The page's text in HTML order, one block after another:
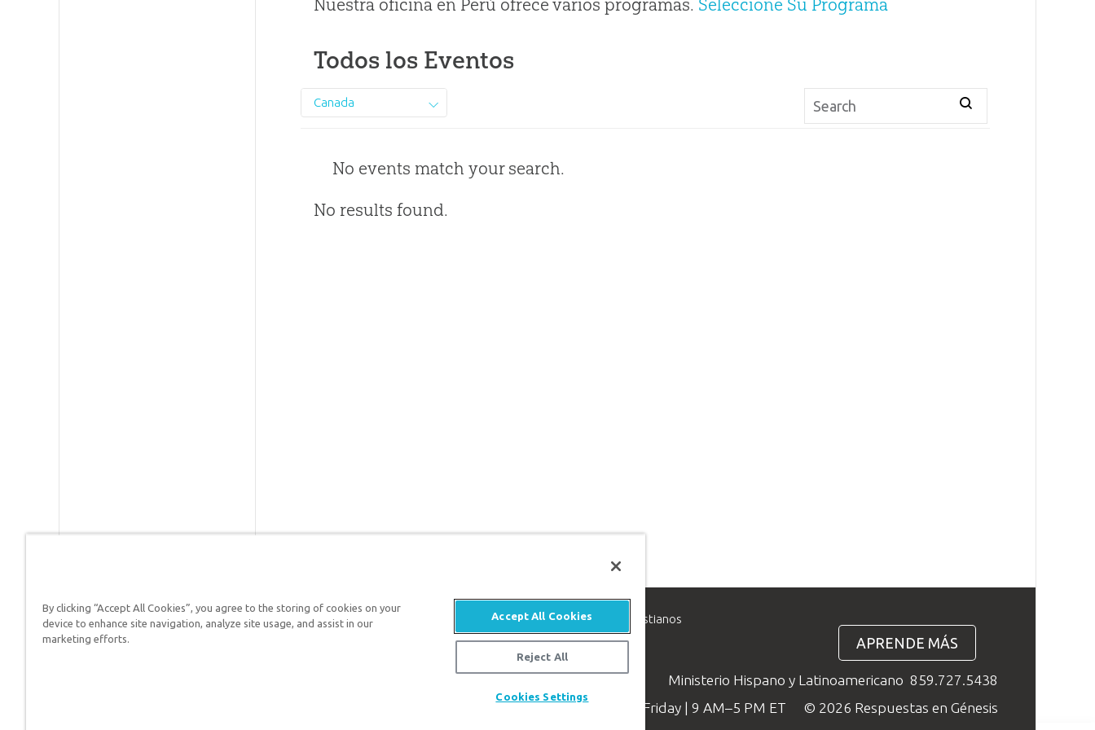
Nuestra oficina en Perú ofrece varios programas. Seleccione Su Programa
Todos los Eventos
Canada
No events match your search.
No results found.
Respuestas en Génesis es un ministerio de apologética, dedicado a ayudar a los cristianos
defender su fe y proclamar el evangelio de Jesucristo.
APRENDE MÁS
Ministerio Hispano y Latinoamericano 859.727.5438
Available Monday–Friday | 9 AM–5 PM ET
© 2026 Respuestas en Génesis
By clicking “Accept All Cookies”, you agree to the storing of cookies on your
device to enhance site navigation, analyze site usage, and assist in our
marketing efforts.
Accept All Cookies
Reject All
Cookies Settings